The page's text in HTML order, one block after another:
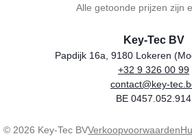
Alle getoonde prijzen zijn
Key-Tec BV
Adres
Papdijk 16a, 9180 Lokeren
Telefoon
+32 9 326 00 99
E-mail
contact@key-
BTW-
BE 0457.052.914
© 2026 Key-Tec BVVerkoopvoorwaarden